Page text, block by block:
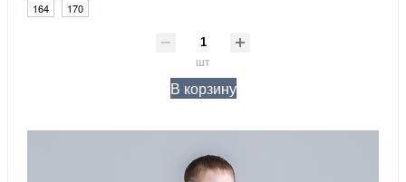
164
170
шт
В корзину